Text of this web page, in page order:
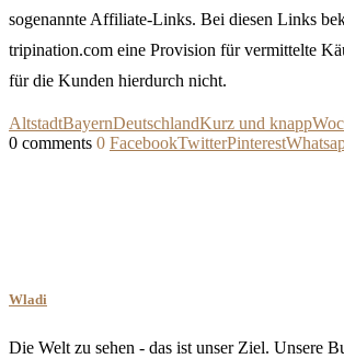
sogenannte Affiliate-Links. Bei diesen Links
tripination.com eine Provision für vermittelte
für die Kunden hierdurch nicht.
AltstadtBayernDeutschlandKurz und knapp
0 comments 0 FacebookTwitterPinterest
Wladi
Die Welt zu sehen - das ist unser Ziel. Unsere